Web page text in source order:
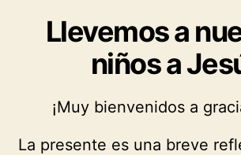
Llevemos a
niños a
¡Muy bienvenidos a
La presente es una breve